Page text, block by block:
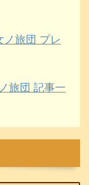
ノ旅団 プレ
旅団 記事一